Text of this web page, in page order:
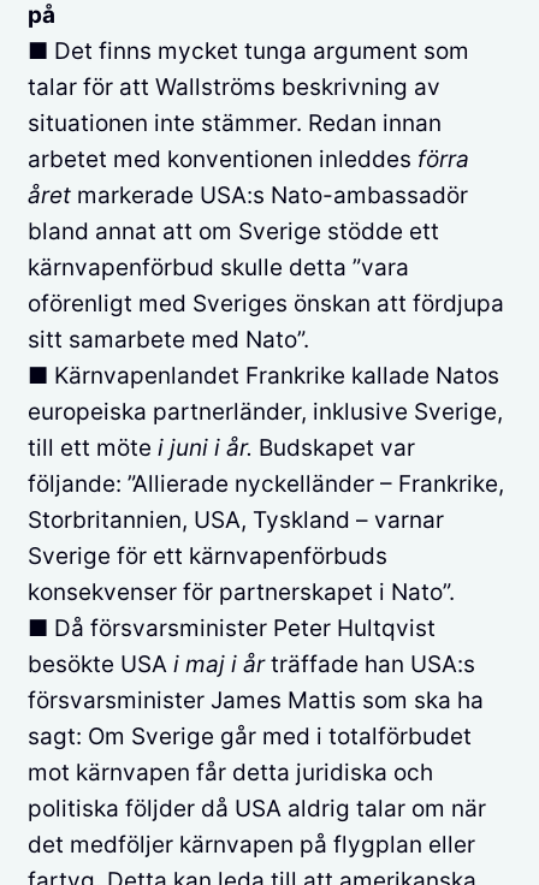
på
■ Det finns mycket tunga argument som
talar för att Wallströms beskrivning av
situationen inte stämmer. Redan innan
arbetet med konventionen inleddes förra
året markerade USA:s Nato-ambassadör
bland annat att om Sverige stödde ett
kärnvapenförbud skulle detta ”vara
oförenligt med Sveriges önskan att fördjupa
sitt samarbete med Nato”.
■ Kärnvapenlandet Frankrike kallade Natos
europeiska partnerländer, inklusive Sverige,
till ett möte i juni i år. Budskapet var
följande: ”Allierade nyckelländer – Frankrike,
Storbritannien, USA, Tyskland – varnar
Sverige för ett kärnvapenförbuds
konsekvenser för partnerskapet i Nato”.
■ Då försvarsminister Peter Hultqvist
besökte USA i maj i årträffade han USA:s
försvarsminister James Mattis som ska ha
sagt: Om Sverige går med i totalförbudet
mot kärnvapen får detta juridiska och
politiska följder då USA aldrig talar om när
det medföljer kärnvapen på flygplan eller